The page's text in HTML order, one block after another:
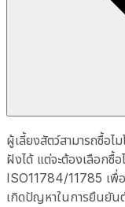
ผู้เลี้ยงสัตว์สามารถซื้อไ
ฝังได้ แต่จะต้องเลือกซื้
ISO11784/11785 เพื่อ
เกิดปัญหาในการยืนยัน